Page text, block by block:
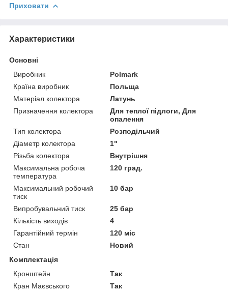
Приховати
Характеристики
Основні
Виробник
Polmark
Країна виробник
Польща
Матеріал колектора
Латунь
Призначення колектора
Для теплої підлоги, Для
опалення
Тип колектора
Розподільчий
Діаметр колектора
1"
Різьба колектора
Внутрішня
Максимальна робоча
температура
120 град.
Максимальний робочий
тиск
10 бар
Випробувальний тиск
25 бар
Кількість виходів
4
Гарантійний термін
120 міс
Стан
Новий
Комплектація
Кронштейн
Так
Кран Маєвського
Так